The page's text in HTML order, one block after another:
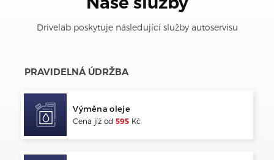
Drivelab poskytuje následující služby autoservisu
PRAVIDELNÁ ÚDRŽBA
Výměna oleje
Cena jíž od 595 Kč